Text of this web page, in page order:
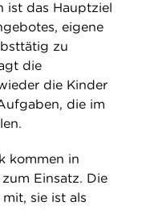
ist das Hauptziel
eigene
zu
die
die Kinder
die im
kommen in
Einsatz. Die
sie ist als